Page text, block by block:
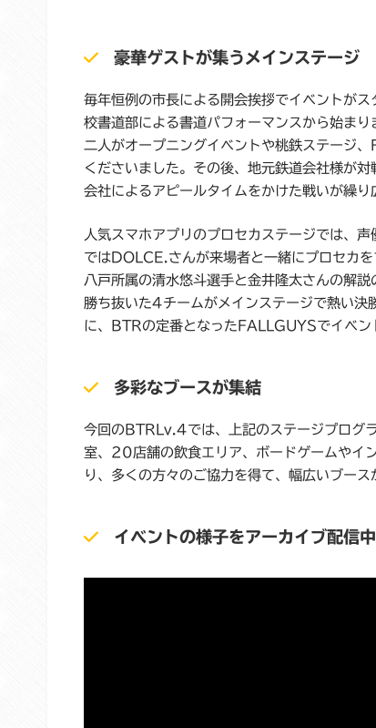
豪華ゲストが集うメインステージ
毎年恒例の市長による開会挨拶でイベントが
校書道部による書道パフォーマンスから始ま
二人がオープニングイベントや桃鉄ステージ
くださいました。その後、地元鉄道会社様が
会社によるアピールタイムをかけた戦いが繰
人気スマホアプリのプロセカステージでは、
ではDOLCE.さんが来場者と一緒にプロセカ
八戸所属の清水悠斗選手と金井隆太さんの解
勝ち抜いた4チームがメインステージで熱い決
に、BTRの定番となったFALLGUYSでイベン
多彩なブースが集結
今回のBTRLv.4では、上記のステージプログ
室、20店舗の飲食エリア、ボードゲームやイ
り、多くの方々のご協力を得て、幅広いブース
イベントの様子をアーカイブ配信中